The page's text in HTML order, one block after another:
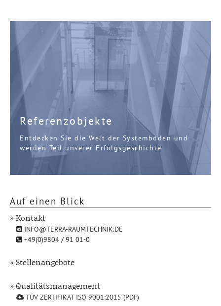
Referenzobjekte
Entdecken Sie die Welt der Systemböden und
werden Teil unserer Erfolgsgeschichte
Auf einen Blick
» Kontakt
INFO@TERRA-RAUMTECHNIK.DE
+49(0)9804 / 91 01-0
» Stellenangebote
» Qualitätsmanagement
TÜV ZERTIFIKAT ISO 9001:2015 (PDF)